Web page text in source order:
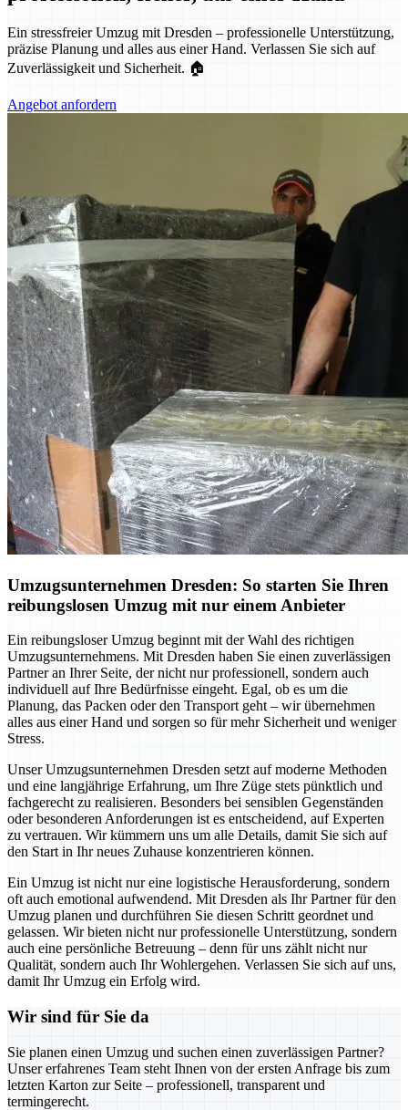
Ein stressfreier Umzug mit Dresden – professionelle Unterstützung,
präzise Planung und alles aus einer Hand. Verlassen Sie sich auf
Zuverlässigkeit und Sicherheit. 🏠
Angebot anfordern
Umzugsunternehmen Dresden: So starten Sie Ihren
reibungslosen Umzug mit nur einem Anbieter
Ein reibungsloser Umzug beginnt mit der Wahl des richtigen
Umzugsunternehmens. Mit Dresden haben Sie einen zuverlässigen
Partner an Ihrer Seite, der nicht nur professionell, sondern auch
individuell auf Ihre Bedürfnisse eingeht. Egal, ob es um die
Planung, das Packen oder den Transport geht – wir übernehmen
alles aus einer Hand und sorgen so für mehr Sicherheit und weniger
Stress.
Unser Umzugsunternehmen Dresden setzt auf moderne Methoden
und eine langjährige Erfahrung, um Ihre Züge stets pünktlich und
fachgerecht zu realisieren. Besonders bei sensiblen Gegenständen
oder besonderen Anforderungen ist es entscheidend, auf Experten
zu vertrauen. Wir kümmern uns um alle Details, damit Sie sich auf
den Start in Ihr neues Zuhause konzentrieren können.
Ein Umzug ist nicht nur eine logistische Herausforderung, sondern
oft auch emotional aufwendend. Mit Dresden als Ihr Partner für den
Umzug planen und durchführen Sie diesen Schritt geordnet und
gelassen. Wir bieten nicht nur professionelle Unterstützung, sondern
auch eine persönliche Betreuung – denn für uns zählt nicht nur
Qualität, sondern auch Ihr Wohlergehen. Verlassen Sie sich auf uns,
damit Ihr Umzug ein Erfolg wird.
Wir sind für Sie da
Sie planen einen Umzug und suchen einen zuverlässigen Partner?
Unser erfahrenes Team steht Ihnen von der ersten Anfrage bis zum
letzten Karton zur Seite – professionell, transparent und
termingerecht.